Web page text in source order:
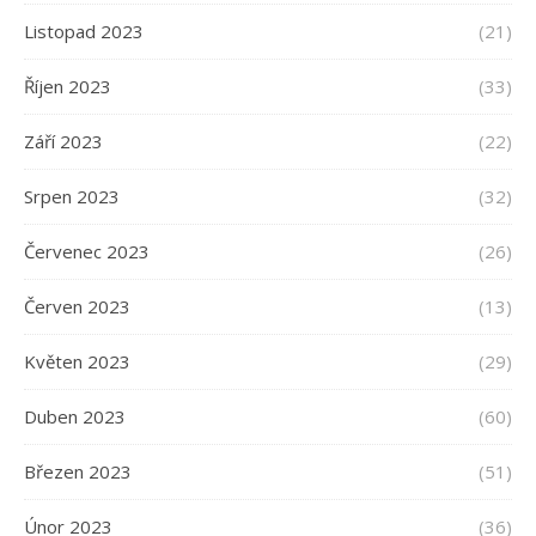
Listopad 2023 (21)
Říjen 2023 (33)
Září 2023 (22)
Srpen 2023 (32)
Červenec 2023 (26)
Červen 2023 (13)
Květen 2023 (29)
Duben 2023 (60)
Březen 2023 (51)
Únor 2023 (36)